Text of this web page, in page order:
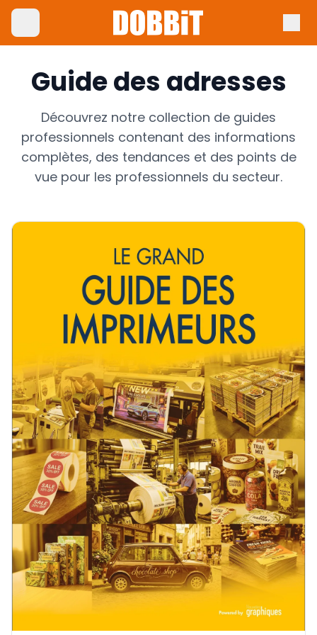
Guide des adresses
Découvrez notre collection de guides
professionnels contenant des informations
complètes, des tendances et des points de
vue pour les professionnels du secteur.